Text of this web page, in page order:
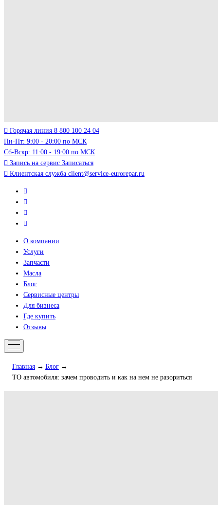
Горячая линия 8 800 100 24 04
Пн-Пт: 9:00 - 20:00 по МСК
Сб-Вскр: 11:00 - 19:00 по МСК
Запись на сервис Записаться
Клиентская служба client@service-eurorepar.ru
О компании
Услуги
Запчасти
Масла
Блог
Сервисные центры
Для бизнеса
Где купить
Отзывы
Главная
Блог
ТО автомобиля: зачем проводить и как на нем не разориться